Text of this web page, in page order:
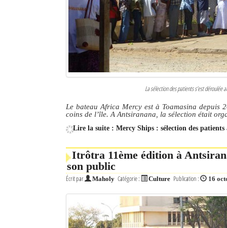
La sélection des patients s’est déroulée
Le bateau Africa Mercy est à Toamasina depuis
coins de l’île. A Antsiranana, la sélection était
Lire la suite : Mercy Ships : sélection des patients
Itrôtra 11ème édition à
son public
Écrit par Maholy Catégorie : Culture Publication : 16